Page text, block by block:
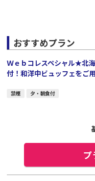
おすすめプラン
Ｗｅｂコレスペシャル★北
付！和洋中ビュッフェをご
禁煙 夕・朝食付
プ